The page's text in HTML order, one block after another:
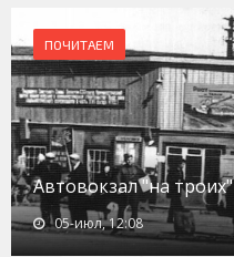
ПОЧИТАЕМ
Автовокзал "на троих"
05-июл, 12:08